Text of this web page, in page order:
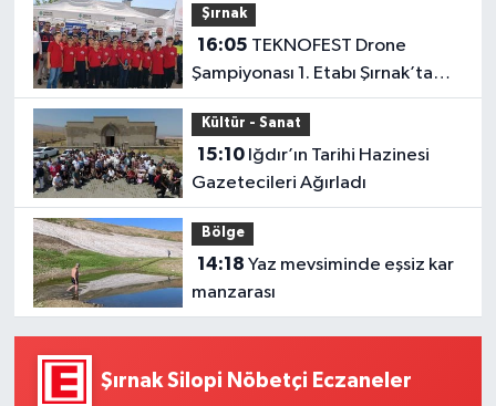
Şırnak
16:05
Şampiyonası 1. Etabı Şırnak’ta
Başladı
Kültür - Sanat
15:10Iğdır’ın Tarihi Hazinesi
Gazetecileri Ağırladı
Bölge
14:18
manzarası
Şırnak Silopi Nöbetçi Eczaneler